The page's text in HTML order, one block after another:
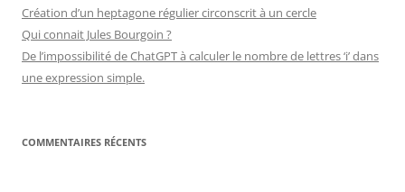
Création d’un heptagone régulier circonscrit à un cercle
Qui connait Jules Bourgoin ?
De l’impossibilité de ChatGPT à calculer le nombre de lettres ‘i’ dans
une expression simple.
COMMENTAIRES RÉCENTS